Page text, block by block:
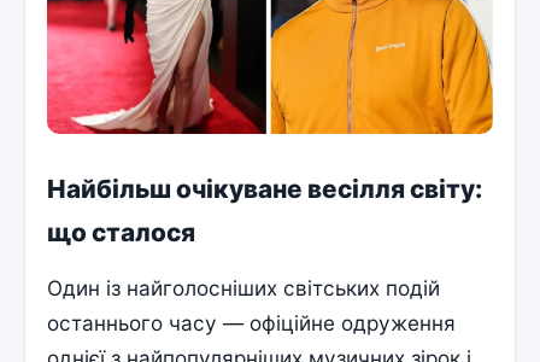
Найбільш очікуване весілля світу:
що сталося
Один із найголосніших світських подій
останнього часу — офіційне одруження